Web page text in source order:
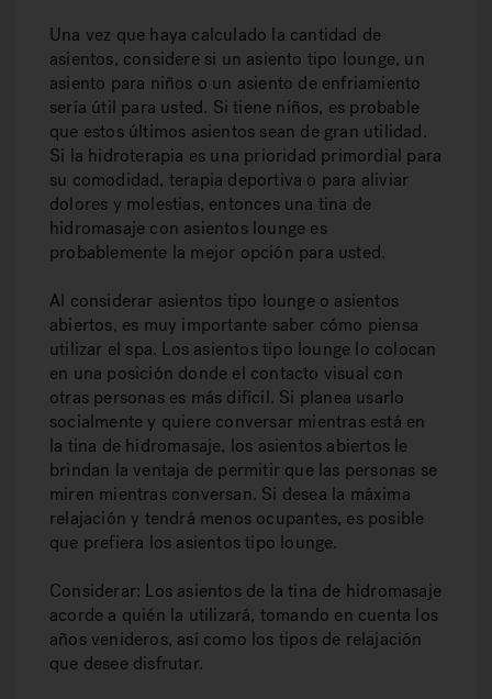
Una vez que haya calculado la cantidad de
asientos, considere si un asiento tipo lounge, un
asiento para niños o un asiento de enfriamiento
sería útil para usted. Si tiene niños, es probable
que estos últimos asientos sean de gran utilidad.
Si la hidroterapia es una prioridad primordial para
su comodidad, terapia deportiva o para aliviar
dolores y molestias, entonces una tina de
hidromasaje con asientos lounge es
probablemente la mejor opción para usted.
Al considerar asientos tipo lounge o asientos
abiertos, es muy importante saber cómo piensa
utilizar el spa. Los asientos tipo lounge lo colocan
en una posición donde el contacto visual con
otras personas es más difícil. Si planea usarlo
socialmente y quiere conversar mientras está en
la tina de hidromasaje, los asientos abiertos le
brindan la ventaja de permitir que las personas se
miren mientras conversan. Si desea la máxima
relajación y tendrá menos ocupantes, es posible
que prefiera los asientos tipo lounge.
Considerar: Los asientos de la tina de hidromasaje
acorde a quién la utilizará, tomando en cuenta los
años venideros, así como los tipos de relajación
que desee disfrutar.